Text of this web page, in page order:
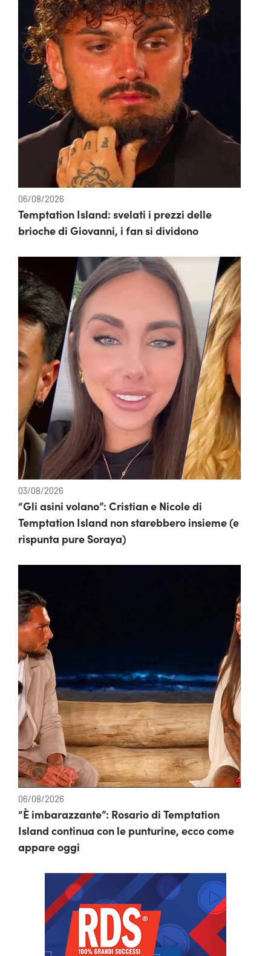
06/08/2026
Temptation Island: svelati i prezzi delle
brioche di Giovanni, i fan si dividono
03/08/2026
“Gli asini volano”: Cristian e Nicole di
Temptation Island non starebbero insieme (e
rispunta pure Soraya)
06/08/2026
“È imbarazzante”: Rosario di Temptation
Island continua con le punturine, ecco come
appare oggi